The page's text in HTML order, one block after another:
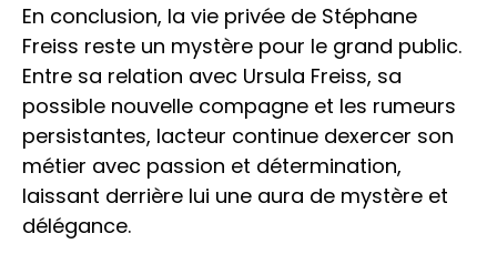
En conclusion, la vie privée de Stéphane
Freiss reste un mystère pour le grand public.
Entre sa relation avec Ursula Freiss, sa
possible nouvelle compagne et les rumeurs
persistantes, lacteur continue dexercer son
métier avec passion et détermination,
laissant derrière lui une aura de mystère et
délégance.